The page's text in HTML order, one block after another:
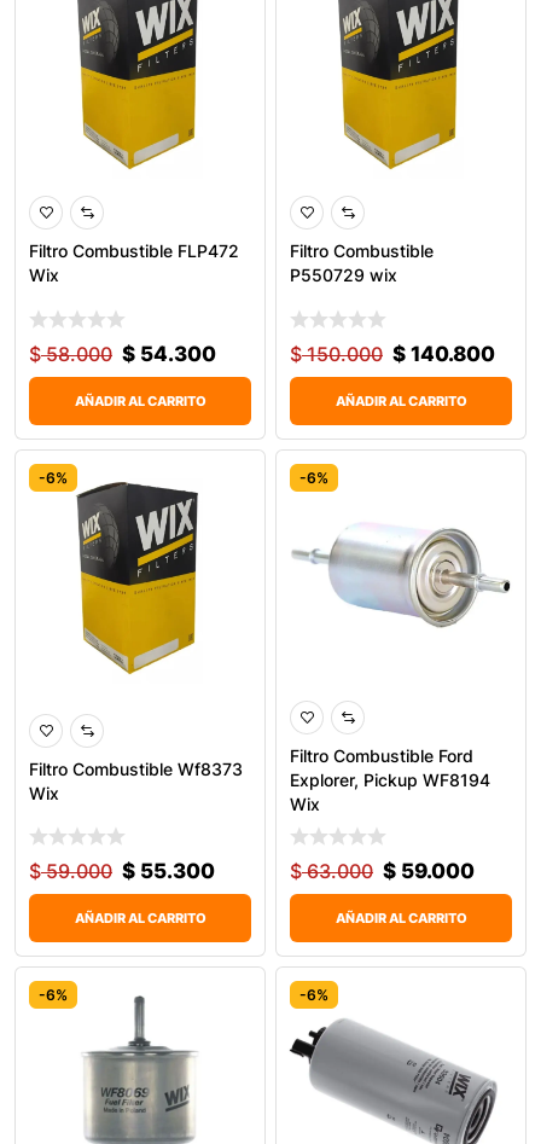
Filtro Combustible FLP472
Wix
$58.000 $ 54.300
AÑADIR AL CARRITO
Filtro Combustible
P550729 wix
$150.000 $ 140.800
AÑADIR AL CARRITO
-6%
Filtro Combustible Wf8373
Wix
$59.000 $ 55.300
AÑADIR AL CARRITO
-6%
Filtro Combustible Ford
Explorer, Pickup WF8194
Wix
$63.000 $ 59.000
AÑADIR AL CARRITO
-6% -6%